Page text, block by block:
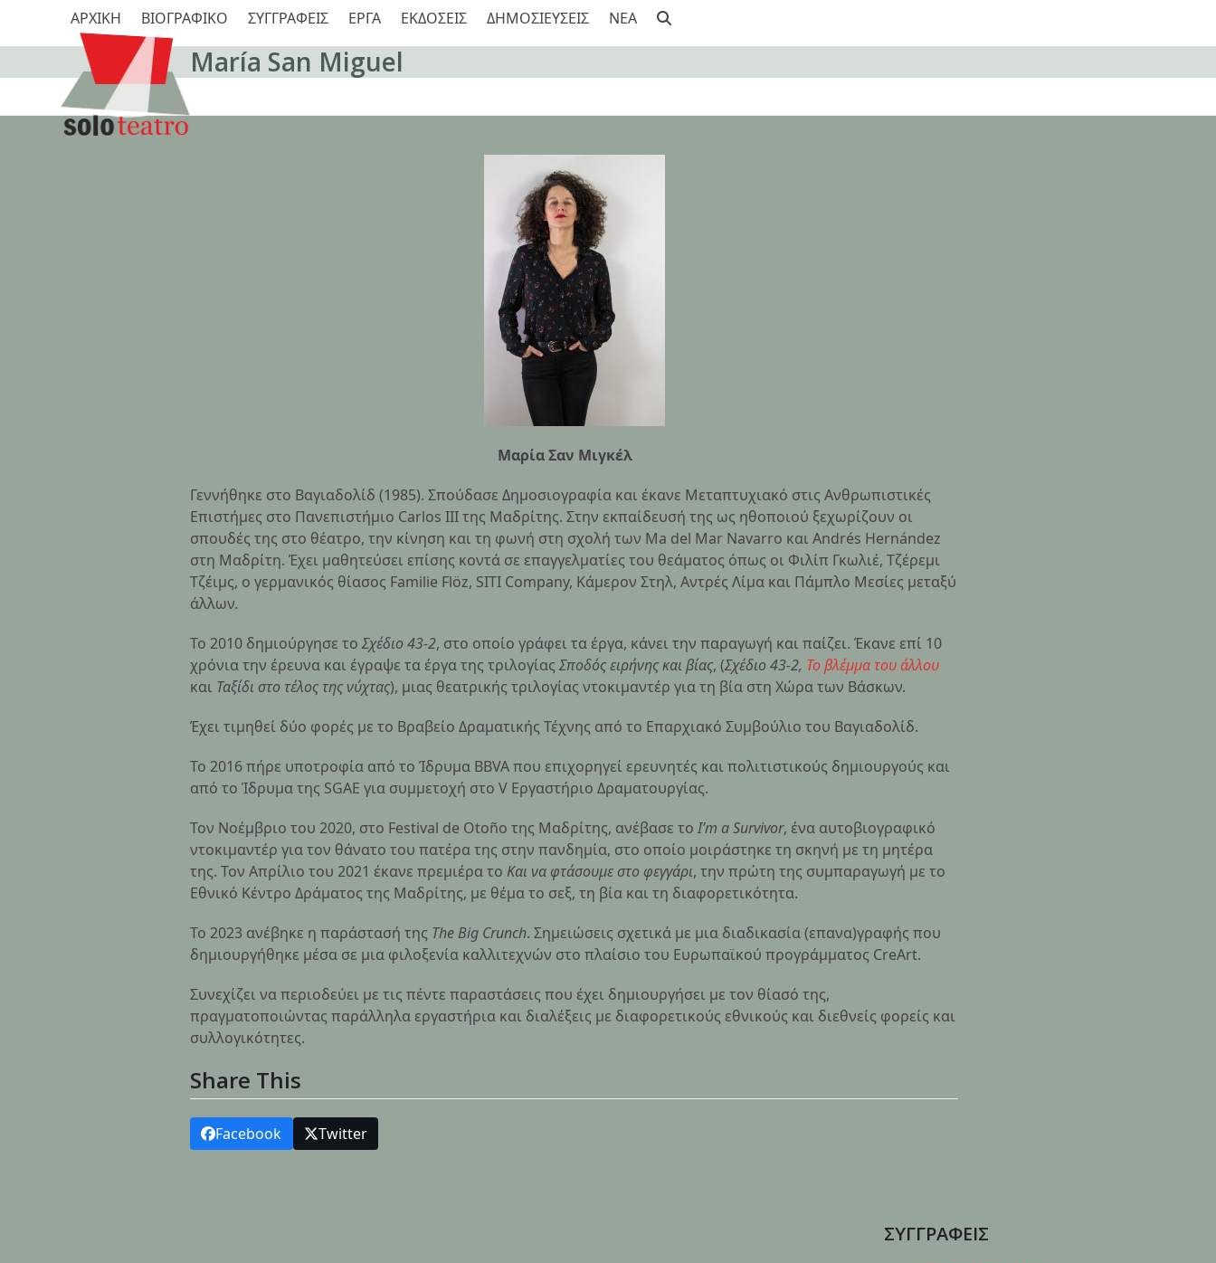
ΑΡΧΙΚΗ ΒΙΟΓΡΑΦΙΚΟ ΣΥΓΓΡΑΦΕΙΣ ΕΡΓΑ ΕΚΔΟΣΕΙΣ ΔΗΜΟΣΙΕΥΣΕΙΣ NEA
María San Miguel
Μαρία Σαν Μιγκέλ
Γεννήθηκε στο Βαγιαδολίδ (1985). Σπούδασε Δημοσιογραφία και έκανε Μεταπτυχιακό στις Ανθρωπιστικές
Επιστήμες στο Πανεπιστήμιο Carlos III της Μαδρίτης. Στην εκπαίδευσή της ως ηθοποιού ξεχωρίζουν οι
σπουδές της στο θέατρο, την κίνηση και τη φωνή στη σχολή των Ma del Mar Navarro και Andrés Hernández
στη Μαδρίτη. Έχει μαθητεύσει επίσης κοντά σε επαγγελματίες του θεάματος όπως οι Φιλίπ Γκωλιέ, Τζέρεμι
Τζέιμς, ο γερμανικός θίασος Familie Flöz, SITI Company, Κάμερον Στηλ, Αντρές Λίμα και Πάμπλο Μεσίες μεταξύ
άλλων.
Το 2010 δημιούργησε τοΣχέδιο 43-2, στο οποίο γράφει τα έργα, κάνει την παραγωγή και παίζει. Έκανε επί 10
χρόνια την έρευνα και έγραψε τα έργα της τριλογίαςΣποδός ειρήνης και βίας, (Σχέδιο 43-2, Το βλέμμα του άλλου
και Ταξίδι στο τέλος της νύχτας), μιας θεατρικής τριλογίας ντοκιμαντέρ για τη βία στη Χώρα των Βάσκων.
Έχει τιμηθεί δύο φορές με το Βραβείο Δραματικής Τέχνης από το Επαρχιακό Συμβούλιο του Βαγιαδολίδ.
Το 2016 πήρε υποτροφία από το Ίδρυμα BBVA που επιχορηγεί ερευνητές και πολιτιστικούς δημιουργούς και
από το Ίδρυμα της SGAE για συμμετοχή στο V Εργαστήριο Δραματουργίας.
Τον Νοέμβριο του 2020, στο Festival de Οtoño της Μαδρίτης, ανέβασε τοI’m a Survivor, ένα αυτοβιογραφικό
ντοκιμαντέρ για τον θάνατο του πατέρα της στην πανδημία, στο οποίο μοιράστηκε τη σκηνή με τη μητέρα
της. Τον Απρίλιο του 2021 έκανε πρεμιέρα τοΚαι να φτάσουμε στο φεγγάρι, την πρώτη της συμπαραγωγή με το
Εθνικό Κέντρο Δράματος της Μαδρίτης, με θέμα το σεξ, τη βία και τη διαφορετικότητα.
Το 2023 ανέβηκε η παράστασή της The Big Crunch. Σημειώσεις σχετικά με μια διαδικασία (επανα)γραφής που
δημιουργήθηκε μέσα σε μια φιλοξενία καλλιτεχνών στο πλαίσιο του Ευρωπαϊκού προγράμματος CreArt.
Συνεχίζει να περιοδεύει με τις πέντε παραστάσεις που έχει δημιουργήσει με τον θίασό της,
πραγματοποιώντας παράλληλα εργαστήρια και διαλέξεις με διαφορετικούς εθνικούς και διεθνείς φορείς και
συλλογικότητες.
Share This
Facebook Twitter
ΣΥΓΓΡΑΦΕΙΣ